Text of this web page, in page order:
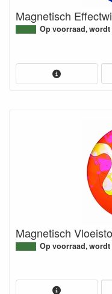
Magnetisch
Op voorraad,
Magnetisch
Op voorraad,